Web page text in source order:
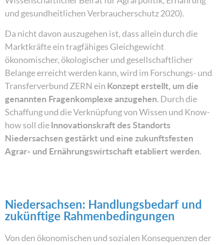
und gesundheitlichen Verbraucherschutz 2020).
Da nicht davon auszugehen ist, dass allein durch die
Marktkräfte ein tragfähiges Gleichgewicht
ökonomischer, ökologischer und gesellschaftlicher
Belange erreicht werden kann, wird im Forschungs- und
Transferverbund ZERN ein Konzept erstellt, um die
genannten Fragenkomplexe anzugehen. Durch die
Schaffung und die Verknüpfung von Wissen und Know-
how soll dieInnovationskraft des Standorts
Niedersachsen gestärkt und eine zukunftsfesten
Agrar- und Ernährungswirtschaft etabliert werden.
Niedersachsen: Handlungsbedarf und
zukünftige Rahmenbedingungen
Von den ökonomischen und sozialen Konsequenzen der